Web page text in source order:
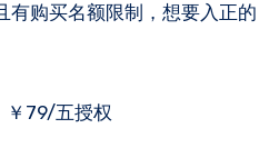
有购买名额限制，想要入正的
￥79/五授权